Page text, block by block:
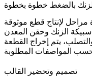
بالضغط خطوة بخطوة
لإنتاج قطع موثوقة
سبيكة الزنك وحقن المعدن
يتم إخراج القطعة
تصميم وتحضير القالب